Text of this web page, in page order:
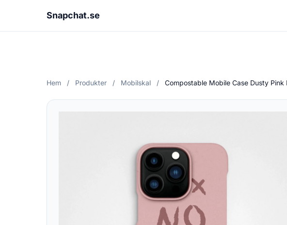
Snapchat.se
Hem / Produkter / Mobilskal / Compostable Mobile Case Dusty